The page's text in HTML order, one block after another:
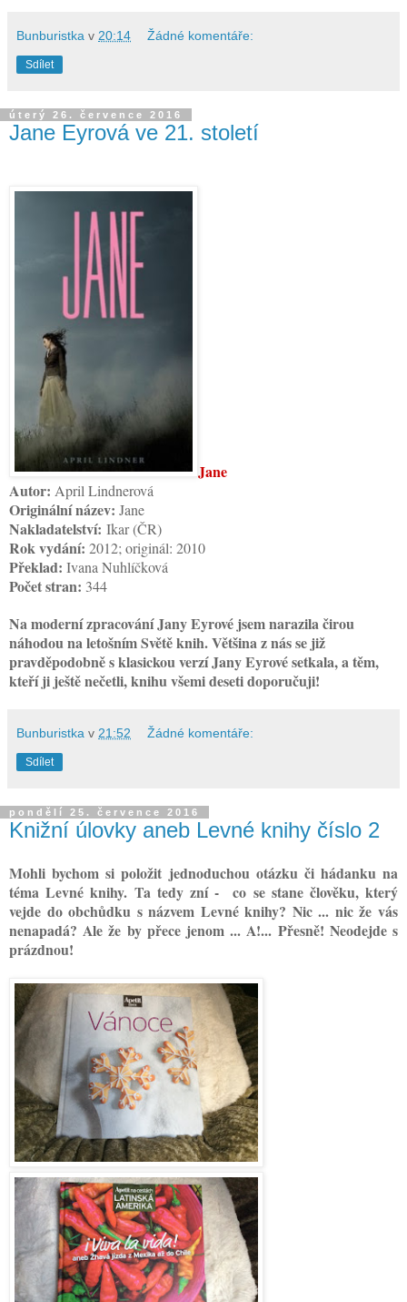
Bunburistka v 20:14 Žádné komentáře:
Sdílet
úterý 26. července 2016
Jane Eyrová ve 21. století
Jane
Autor: April Lindnerová
Originální název: Jane
Nakladatelství: Ikar (ČR)
Rok vydání: 2012; originál: 2010
Překlad: Ivana Nuhlíčková
Počet stran: 344
Na moderní zpracování Jany Eyrové jsem narazila čirou
náhodou na letošním Světě knih. Většina z nás se již
pravděpodobně s klasickou verzí Jany Eyrové setkala, a těm,
kteří ji ještě nečetli, knihu všemi deseti doporučuji!
Bunburistka v 21:52 Žádné komentáře:
Sdílet
pondělí 25. července 2016
Knižní úlovky aneb Levné knihy číslo 2
Mohli bychom si položit jednoduchou otázku či hádanku na
téma Levné knihy. Ta tedy zní - co se stane člověku, který
vejde do obchůdku s názvem Levné knihy? Nic ... nic že vás
nenapadá? Ale že by přece jenom ... A!... Přesně! Neodejde s
prázdnou!